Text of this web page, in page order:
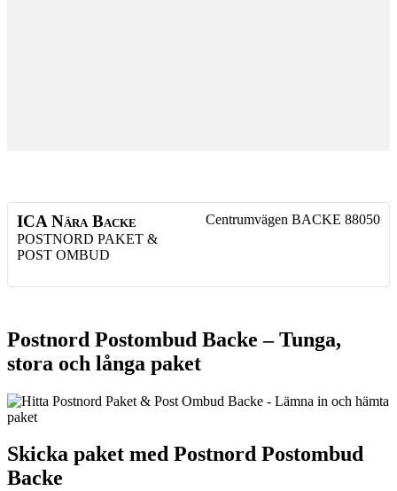
ICA Nära Backe
POSTNORD PAKET &
POST OMBUD
Centrumvägen BACKE 88050
Postnord Postombud Backe – Tunga,
stora och långa paket
Skicka paket med Postnord Postombud
Backe